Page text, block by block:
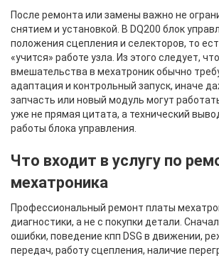
После ремонта или замены важно не
снятием и установкой. В DQ200 блок
положения сцепления и селекторов, то
«учится» работе узла. Из этого следует,
вмешательства в мехатроник обычно
адаптация и контрольный запуск, иначе
запчасть или новый модуль могут
уже не прямая цитата, а технический
работы блока управления.
Что входит в услугу по
мехатроника
Профессиональный ремонт платы
диагностики, а не с покупки детали.
ошибки, поведение кпп DSG в движении,
передач, работу сцепления, наличие